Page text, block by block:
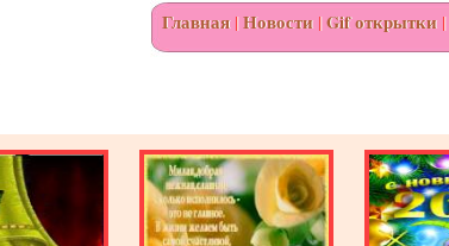
Главная|Новости |Gif открытки |